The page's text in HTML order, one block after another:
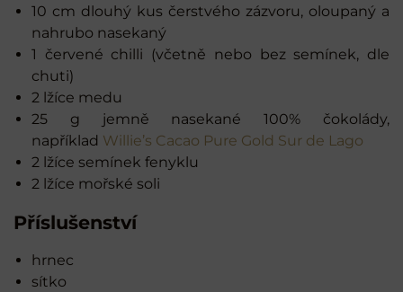
10 cm dlouhý kus čerstvého zázvoru, oloupaný a
nahrubo nasekaný
1 červené chilli (včetně nebo bez semínek, dle
chuti)
2 lžíce medu
25 g jemně nasekané 100% čokolády,
například Willie’s Cacao Pure Gold Sur de Lago
2 lžíce semínek fenyklu
2 lžíce mořské soli
Příslušenství
hrnec
sítko